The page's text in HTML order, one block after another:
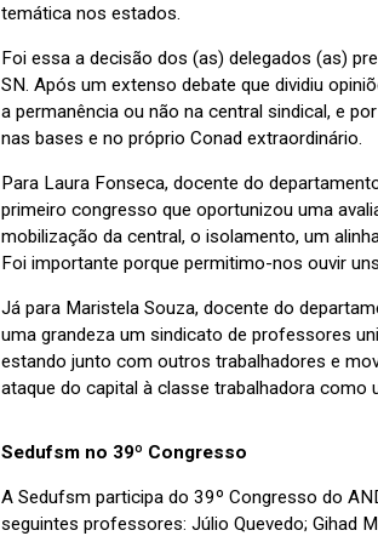
temática nos estados.
Foi essa a decisão dos (as) delegados (as)
SN. Após um extenso debate que dividiu
a permanência ou não na central sindical, e
nas bases e no próprio Conad extraordinário.
Para Laura Fonseca, docente do
primeiro congresso que oportunizou uma
mobilização da central, o isolamento, um
Foi importante porque permitimo-nos ouvir
Já para Maristela Souza, docente do
uma grandeza um sindicato de professores
estando junto com outros trabalhadores e
ataque do capital à classe trabalhadora como
Sedufsm no 39º Congresso
A Sedufsm participa do 39º Congresso do
seguintes professores: Júlio Quevedo; Gihad